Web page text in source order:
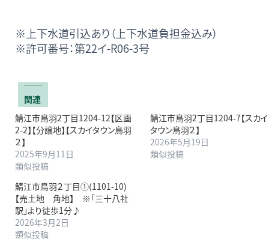
※上下水道引込あり（上下水道負担金込み）
※許可番号：第22イ-R06-3号
関連
鯖江市鳥羽2丁目1204-12【区画
2-2】【分譲地】【スカイタウン鳥羽
２】
2025年9月11日
類似投稿
鯖江市鳥羽2丁目1204-7【スカイ
タウン鳥羽２】
2026年5月19日
類似投稿
鯖江市鳥羽２丁目①(1101-10)
【売土地 角地】 ※｢三十八社
駅｣より徒歩1分♪
2026年3月2日
類似投稿